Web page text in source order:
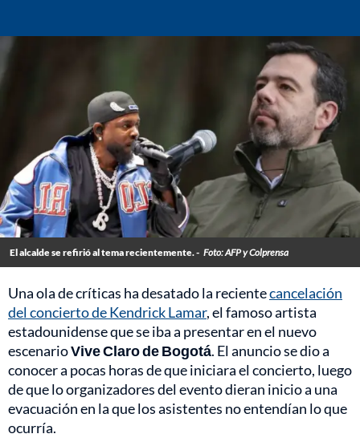
El alcalde se refirió al tema recientemente. - Foto: AFP y Colprensa
Una ola de críticas ha desatado la recientecancelación
del concierto de Kendrick Lamar, el famoso artista
estadounidense que se iba a presentar en el nuevo
escenarioVive Claro de Bogotá. El anuncio se dio a
conocer a pocas horas de que iniciara el concierto, luego
de que lo organizadores del evento dieran inicio a una
evacuación en la que los asistentes no entendían lo que
ocurría.